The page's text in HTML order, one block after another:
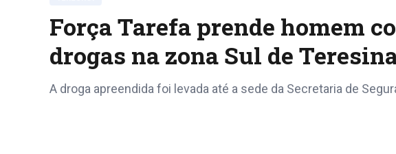
Força Tarefa prende homem
drogas na zona Sul de
A droga apreendida foi levada até a sede da Secretaria de